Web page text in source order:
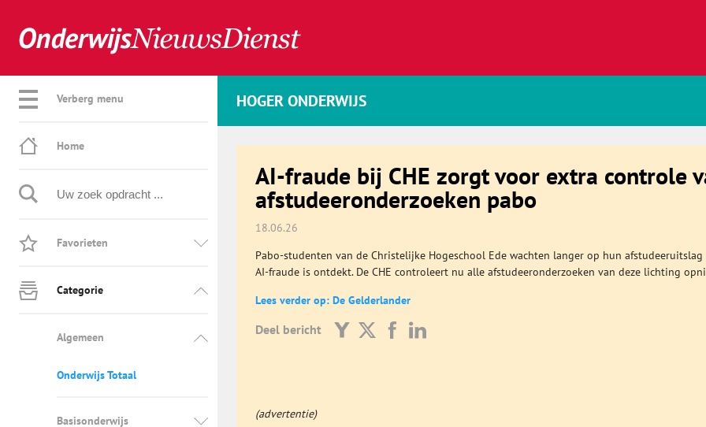
Verberg menu
Home
Favorieten
Categorie
Algemeen
Onderwijs Totaal
Basisonderwijs
HOGER ONDERWIJS
AI-fraude bij CHE zorgt voor extra controle
afstudeeronderzoeken pabo
18.06.26
Pabo-studenten van de Christelijke Hogeschool Ede wachten langer op hun afstudeeruitslag
AI-fraude is ontdekt. De CHE controleert nu alle afstudeeronderzoeken van deze lichting
Lees verder op: De Gelderlander
Deel bericht
(advertentie)